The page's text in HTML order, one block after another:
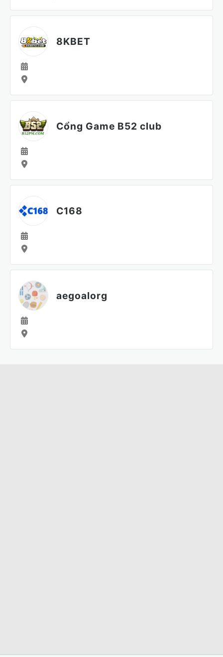
8KBET
Cổng Game B52 club
C168
aegoalorg